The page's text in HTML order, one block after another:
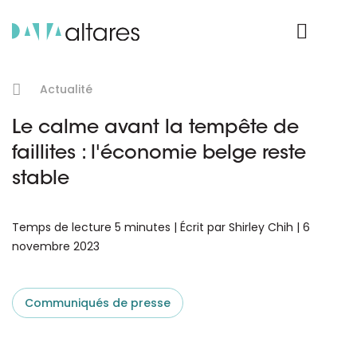
Actualité
Le calme avant la tempête de
faillites : l'économie belge reste
stable
Temps de lecture 5 minutes | Écrit par Shirley Chih | 6
novembre 2023
Communiqués de presse